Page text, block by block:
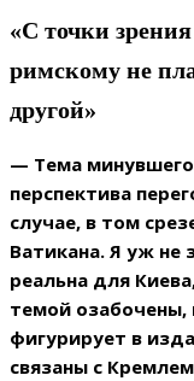
«С точки
римскому не
другой»
— Тема
перспектива
случае, в том
Ватикана. Я уж не
реальна для
темой озабочены,
фигурирует в
связаны с